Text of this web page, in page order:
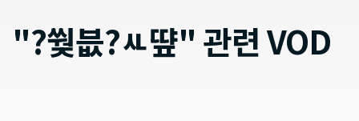
"?쒖븞?ㅻ떂" 관련 VOD